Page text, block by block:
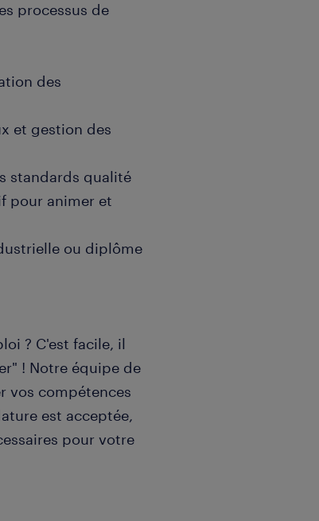
processus de
des
et gestion des
standards qualité
pour animer et
ou diplôme
? C'est facile, il
! Notre équipe de
vos compétences
est acceptée,
pour votre